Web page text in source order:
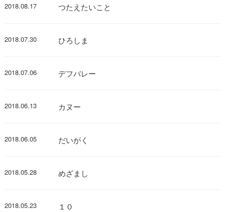
2018.08.17 つたえたいこと
2018.07.30 ひろしま
2018.07.06 デフバレー
2018.06.13 カヌー
2018.06.05 だいがく
2018.05.28 めざまし
2018.05.23 １０